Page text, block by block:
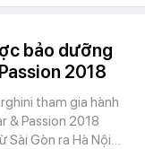
bảo dưỡng
2018
tham gia hành
& Passion 2018
Sài Gòn ra Hà Nội…